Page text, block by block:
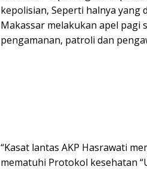
kepolisian, Seperti halnya yang
Makassar melakukan apel pagi
pengamanan, patroli dan
“Kasat lantas AKP Hasrawati
mematuhi Protokol kesehatan